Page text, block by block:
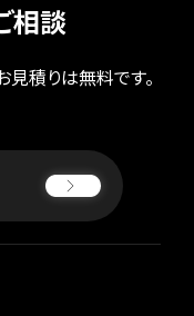
相談
積りは無料です。